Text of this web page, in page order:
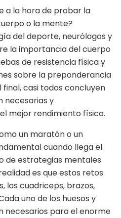
a la hora de probar la
o la mente?
del deporte, neurólogos y
la importancia del cuerpo
de resistencia física y
sobre la preponderancia
casi todos concluyen
necesarias y
mejor rendimiento físico.
un maratón o un
cuando llega el
de estrategias mentales
es que estos retos
los cuadriceps, brazos,
uno de los huesos y
necesarios para el enorme